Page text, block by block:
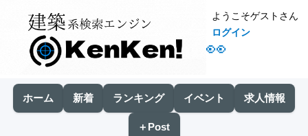
👀
ようこそゲストさん
ログイン
ホーム 新着 ランキング イベント 求人情報
＋Post